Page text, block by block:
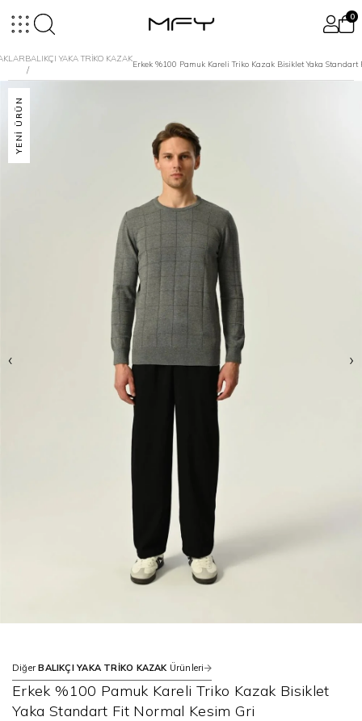
0
BALIKÇI YAKA TRİKO KAZAK
Erkek %100 Pamuk Kareli Triko Kazak Bisiklet Yaka
‹ ›
YENI ÜRÜN
Erkek %100 Pamuk Kareli Triko Kazak Bisiklet
Yaka Standart Fit Normal Kesim Gri
DiğerBALIKÇI YAKA TRİKO KAZAK Ürünleri